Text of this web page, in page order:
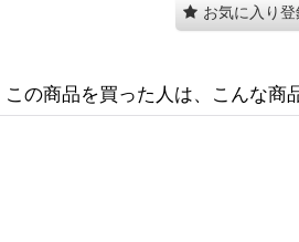
お気に入り登
この商品を買った人は、こんな商